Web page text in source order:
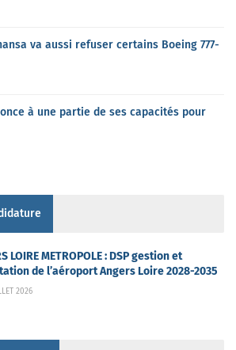
va aussi refuser certains Boeing 777-
à une partie de ses capacités pour
LOIRE METROPOLE : DSP gestion et
de l’aéroport Angers Loire 2028-2035
2026